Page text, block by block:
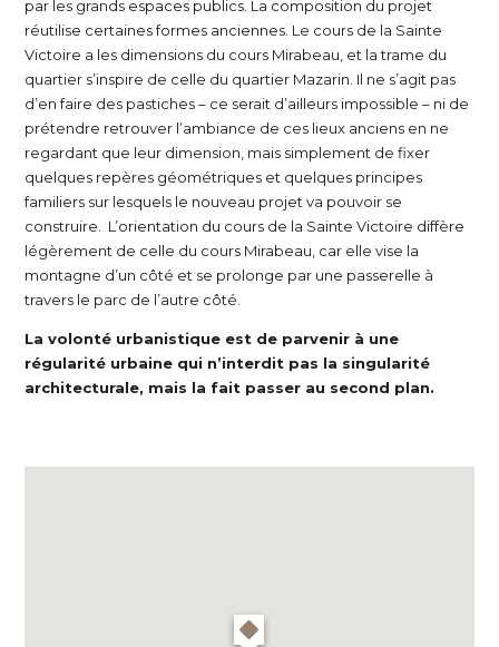
par les grands espaces publics. La composition du projet
réutilise certaines formes anciennes. Le cours de la Sainte
Victoire a les dimensions du cours Mirabeau, et la trame du
quartier s’inspire de celle du quartier Mazarin. Il ne s’agit pas
d’en faire des pastiches – ce serait d’ailleurs impossible – ni de
prétendre retrouver l’ambiance de ces lieux anciens en ne
regardant que leur dimension, mais simplement de fixer
quelques repères géométriques et quelques principes
familiers sur lesquels le nouveau projet va pouvoir se
construire. L’orientation du cours de la Sainte Victoire diffère
légèrement de celle du cours Mirabeau, car elle vise la
montagne d’un côté et se prolonge par une passerelle à
travers le parc de l’autre côté.
La volonté urbanistique est de parvenir à une
régularité urbaine qui n’interdit pas la singularité
architecturale, mais la fait passer au second plan.